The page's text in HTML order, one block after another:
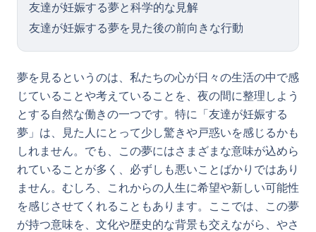
友達が妊娠する夢と科学的な見解
友達が妊娠する夢を見た後の前向きな行動
夢を見るというのは、私たちの心が日々の生活の中で感
じていることや考えていることを、夜の間に整理しよう
とする自然な働きの一つです。特に「友達が妊娠する
夢」は、見た人にとって少し驚きや戸惑いを感じるかも
しれません。でも、この夢にはさまざまな意味が込めら
れていることが多く、必ずしも悪いことばかりではあり
ません。むしろ、これからの人生に希望や新しい可能性
を感じさせてくれることもあります。ここでは、この夢
が持つ意味を、文化や歴史的な背景も交えながら、やさ